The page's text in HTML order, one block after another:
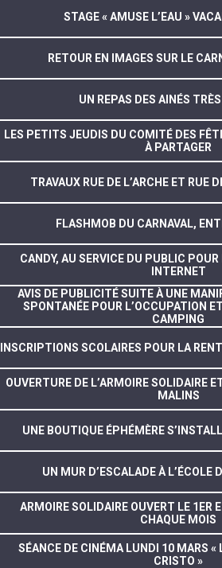
STAGE « AMUSE L’EAU »
RETOUR EN IMAGES SUR LE
UN REPAS DES AINÉS
LES PETITS JEUDIS DU COMITÉ DES
À PARTAGER
TRAVAUX RUE DE L’ARCHE ET RUE
FLASHMOB DU CARNAVAL,
CANDY, AU SERVICE DU PUBLIC
INTERNET
AVIS DE PUBLICITÉ SUITE À UNE
SPONTANÉE POUR L’OCCUPATION
CAMPING
INSCRIPTIONS SCOLAIRES POUR LA
OUVERTURE DE L’ARMOIRE SOLIDAIRE
MALINS
UNE BOUTIQUE ÉPHÉMÈRE
UN MUR D’ESCALADE À L’ÉCOLE
ARMOIRE SOLIDAIRE OUVERT LE 1ER
CHAQUE MOIS
SÉANCE DE CINÉMA LUNDI 10 MARS
CRISTO »